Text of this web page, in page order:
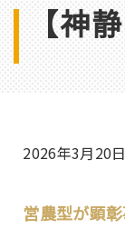
【神
2026年3月20日
営農型が顕